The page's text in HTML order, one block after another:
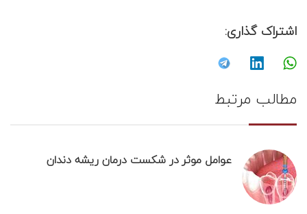
اشتراک گذاری:
مطالب مرتبط
عوامل موثر در شکست درمان ریشه دندان